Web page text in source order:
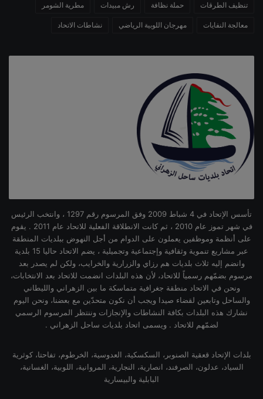
تنظيف الطرقات حملة نظافة رش مبيدات مطرية الشومر
معالجة النفايات مهرجان اللوبية الرياضي نشاطات الاتحاد
تأسس الإتحاد في 4 شباط 2009 وفق المرسوم رقم 1297 ، وانتخب الرئيس
في شهر تموز عام 2010 ، ثم كانت الانطلاقة الفعلية للاتحاد عام 2011 . يقوم
على أنظمة وموظفين يعملون على الدوام من أجل النهوض ببلديات المنطقة
عبر مشاريع تنموية وثقافية وإجتماعية وتجميلية ، يضم الاتحاد حاليا 15 بلدية
وانضم إليه ثلاث بلديات هم رزاي والزرارية والخرايب، ولكن لم يصدر بعد
مرسوم بضمّهم رسمياً للاتحاد، لأن هذه البلدات انضمت للاتحاد بعد الانتخابات،
ونحن في الاتحاد منطقة جغرافية متماسكة ما بين الزهراني والليطاني
والساحل وتابعين لقضاء صيدا ويجب أن نكون متحدّين مع بعضنا، ونحن اليوم
نشارك هذه البلدات بكافة النشاطات والإنجازات وننتظر المرسوم الرسمي
لضمّهم للاتحاد . ويسمى اتحاد بلديات ساحل الزهراني .
بلدات الإتحاد قعقية الصنوبر، السكسكية، العدوسية، الخرطوم، تفاحتا، كوثرية
السياد، عدلون، الصرفند، انصارية، النجارية، المروانية، اللوبية، الغسانية،
البابلية والبيسارية